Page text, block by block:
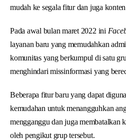
mudah ke segala fitur dan juga
Pada awal bulan maret 2022 ini
layanan baru yang memudahkan
komunitas yang berkumpul di satu
menghindari missinformasi yang
Beberapa fitur baru yang dapat
kemudahan untuk menangguhkan
mengganggu dan juga membatalkan
oleh pengikut grup tersebut.